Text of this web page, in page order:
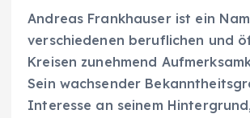
Andreas Frankhauser ist ein
verschiedenen beruflichen und
Kreisen zunehmend
Sein wachsender
Interesse an seinem